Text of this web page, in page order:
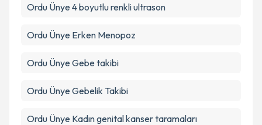
Ordu Ünye 4 boyutlu renkli ultrason
Ordu Ünye Erken Menopoz
Ordu Ünye Gebe takibi
Ordu Ünye Gebelik Takibi
Ordu Ünye Kadın genital kanser taramaları